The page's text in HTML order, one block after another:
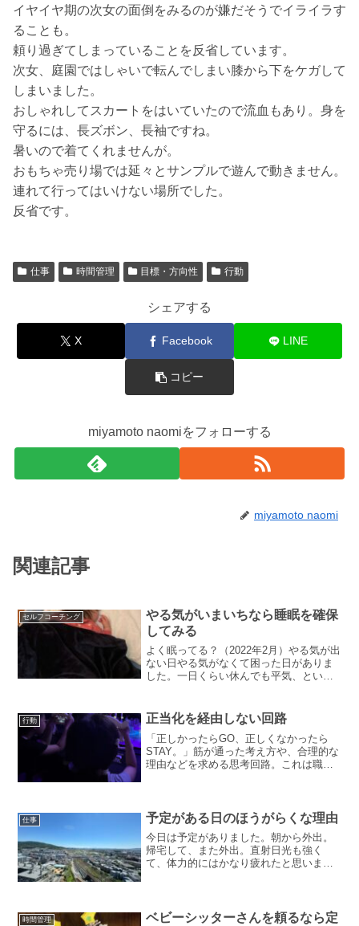
イヤイヤ期の次女の面倒をみるのが嫌だそうでイライラす
ることも。
頼り過ぎてしまっていることを反省しています。
次女、庭園ではしゃいで転んでしまい膝から下をケガして
しまいました。
おしゃれしてスカートをはいていたので流血もあり。身を
守るには、長ズボン、長袖ですね。
暑いので着てくれませんが。
おもちゃ売り場では延々とサンプルで遊んで動きません。
連れて行ってはいけない場所でした。
反省です。
仕事 時間管理 目標・方向性 行動
シェアする
X Facebook LINE
コピー
miyamoto naomiをフォローする
miyamoto naomi
関連記事
セルフコーチング
やる気がいまいちなら睡眠を確保
してみる
よく眠ってる？（2022年2月）やる気が出
ない日やる気がなくて困った日がありま
した。一日くらい休んでも平気、という
やる気が出ないのは、ぎゅうぎゅうに予
定が詰まって限界以...
行動 正当化を経由しない回路
「正しかったらGO、正しくなかったら
STAY。」筋が通った考え方や、合理的な
理由などを求める思考回路。これは職業
なく、・そうだと思っ...
仕事 予定がある日のほうがらくな理由
今日は予定がありました。朝から外出。
帰宅して、また外出。直射日光も強く
て、体力的にはかなり疲れたと思いま
て、少なくともその時間は、他の...
時間管理
ベビーシッターさんを頼るなら定